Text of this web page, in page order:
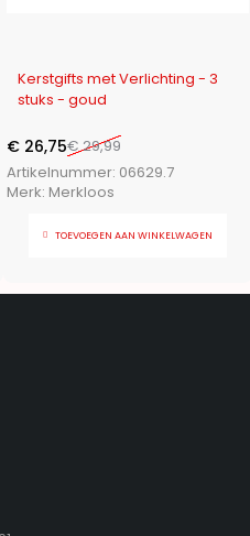
Kerstgifts met Verlichting - 3
stuks - goud
€29,99
€ 26,75
Artikelnummer: 06629.7
Merk: Merkloos
TOEVOEGEN AAN WINKELWAGEN